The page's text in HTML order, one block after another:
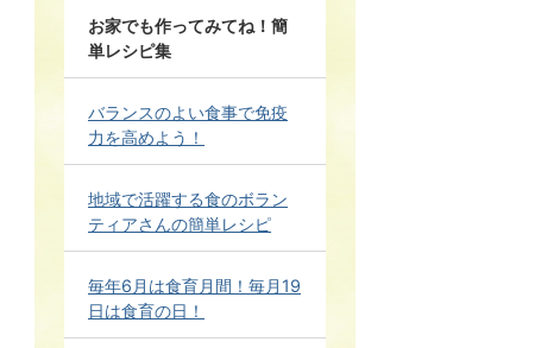
お家でも作ってみてね！簡
単レシピ集
バランスのよい食事で免疫
力を高めよう！
地域で活躍する食のボラン
ティアさんの簡単レシピ
毎年6月は食育月間！毎月19
日は食育の日！